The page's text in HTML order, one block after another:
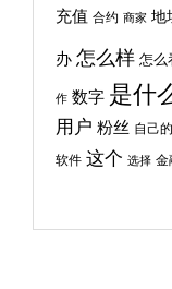
充值 合约 商家 地
办 怎么样 怎么
作 数字 是什
用户 粉丝 自己的
软件 这个 选择 金